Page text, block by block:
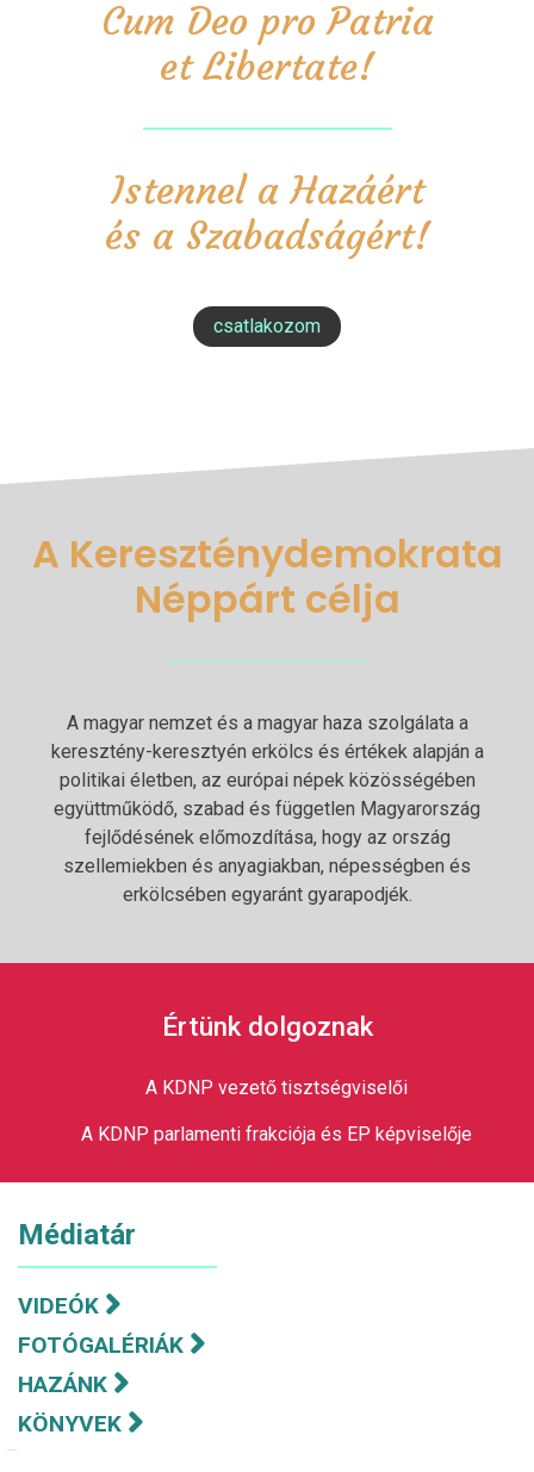
Cum Deo pro Patria
et Libertate!
Istennel a Hazáért
és a Szabadságért!
csatlakozom
A Kereszténydemokrata
Néppárt célja
A magyar nemzet és a magyar haza szolgálata a
keresztény-keresztyén erkölcs és értékek alapján a
politikai életben, az európai népek közösségében
együttműködő, szabad és független Magyarország
fejlődésének előmozdítása, hogy az ország
szellemiekben és anyagiakban, népességben és
erkölcsében egyaránt gyarapodjék.
Értünk dolgoznak
A KDNP vezető tisztségviselői
A KDNP parlamenti frakciója és EP képviselője
Médiatár
VIDEÓK
FOTÓGALÉRIÁK
HAZÁNK
KÖNYVEK